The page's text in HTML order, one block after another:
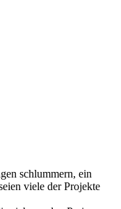
schlummern, ein
viele der Projekte